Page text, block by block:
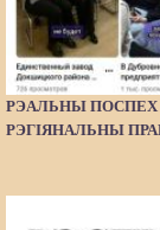
РЭАЛЬНЫ
РЭГІЯНАЛЬНЫ